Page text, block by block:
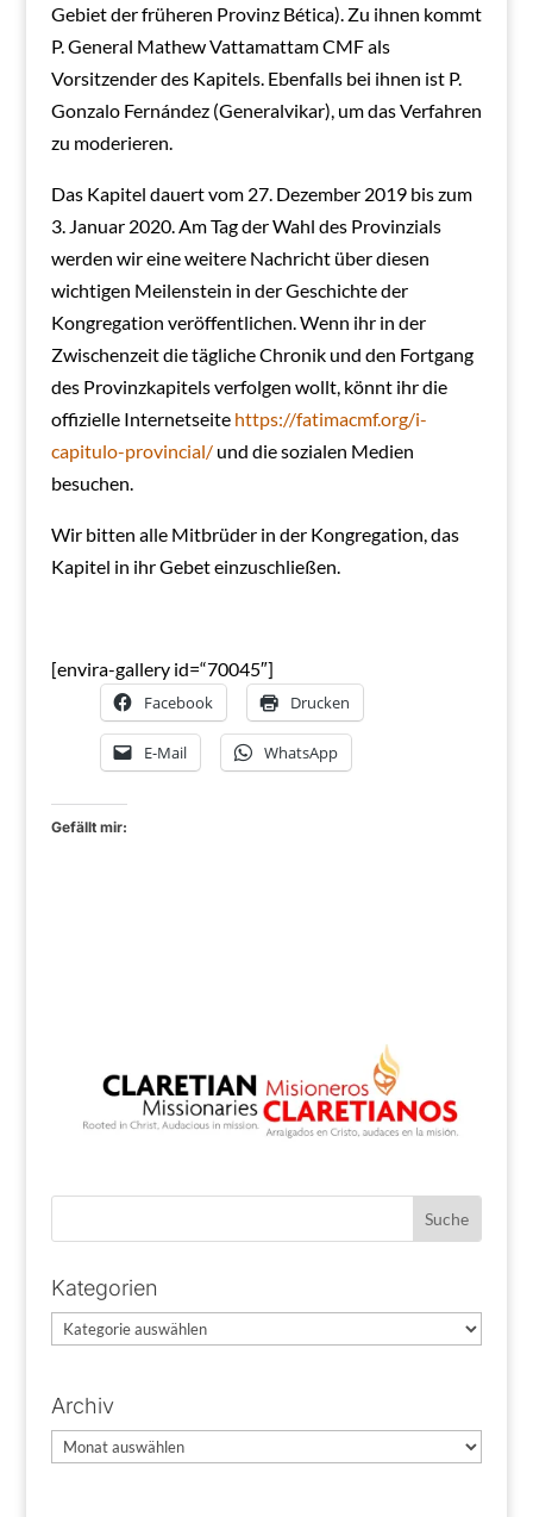
Gebiet der früheren Provinz Bética). Zu ihnen kommt
P. General Mathew Vattamattam CMF als
Vorsitzender des Kapitels. Ebenfalls bei ihnen ist P.
Gonzalo Fernández (Generalvikar), um das Verfahren
zu moderieren.
Das Kapitel dauert vom 27. Dezember 2019 bis zum
3. Januar 2020. Am Tag der Wahl des Provinzials
werden wir eine weitere Nachricht über diesen
wichtigen Meilenstein in der Geschichte der
Kongregation veröffentlichen. Wenn ihr in der
Zwischenzeit die tägliche Chronik und den Fortgang
des Provinzkapitels verfolgen wollt, könnt ihr die
offizielle Internetseite https://fatimacmf.org/i-
capitulo-provincial/und die sozialen Medien
besuchen.
Wir bitten alle Mitbrüder in der Kongregation, das
Kapitel in ihr Gebet einzuschließen.
[envira-gallery id=“70045″]
Facebook Drucken
E-Mail WhatsApp
Gefällt mir:
Kategorien
Kategorien
Archiv
Archiv